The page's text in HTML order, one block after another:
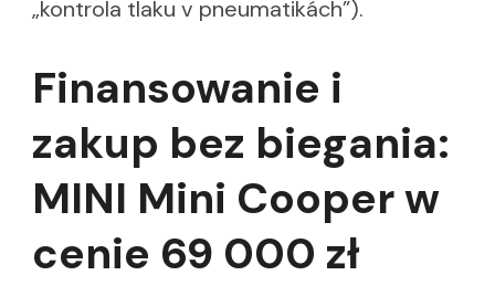
„kontrola tlaku v pneumatikách”).
Finansowanie i
zakup bez biegania:
MINI Mini Cooper w
cenie 69 000 zł